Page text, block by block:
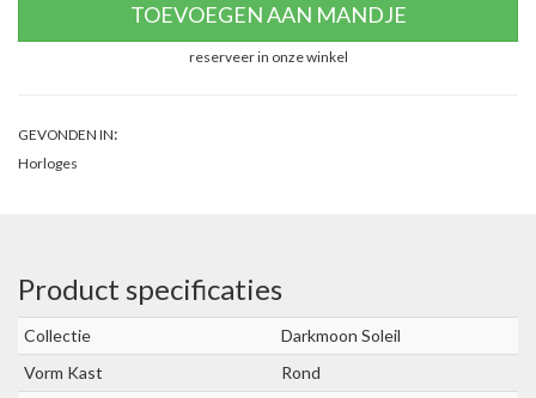
TOEVOEGEN AAN MANDJE
reserveer in onze winkel
GEVONDEN IN:
Horloges
Product specificaties
Collectie
Darkmoon Soleil
Vorm Kast
Rond